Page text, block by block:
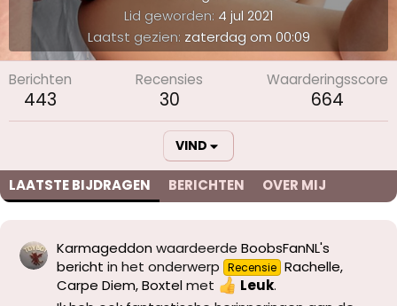
Lid geworden 4 jul 2021
Laatst gezien zaterdag om 00:09
Berichten
443
Recensies
30
Waarderingsscore
664
VIND
LAATSTE BIJDRAGEN BERICHTEN OVER MIJ
Karmageddon waardeerde BoobsFanNL's
bericht in het onderwerp Recensie Rachelle,
Carpe Diem, Boxtelmet Leuk.